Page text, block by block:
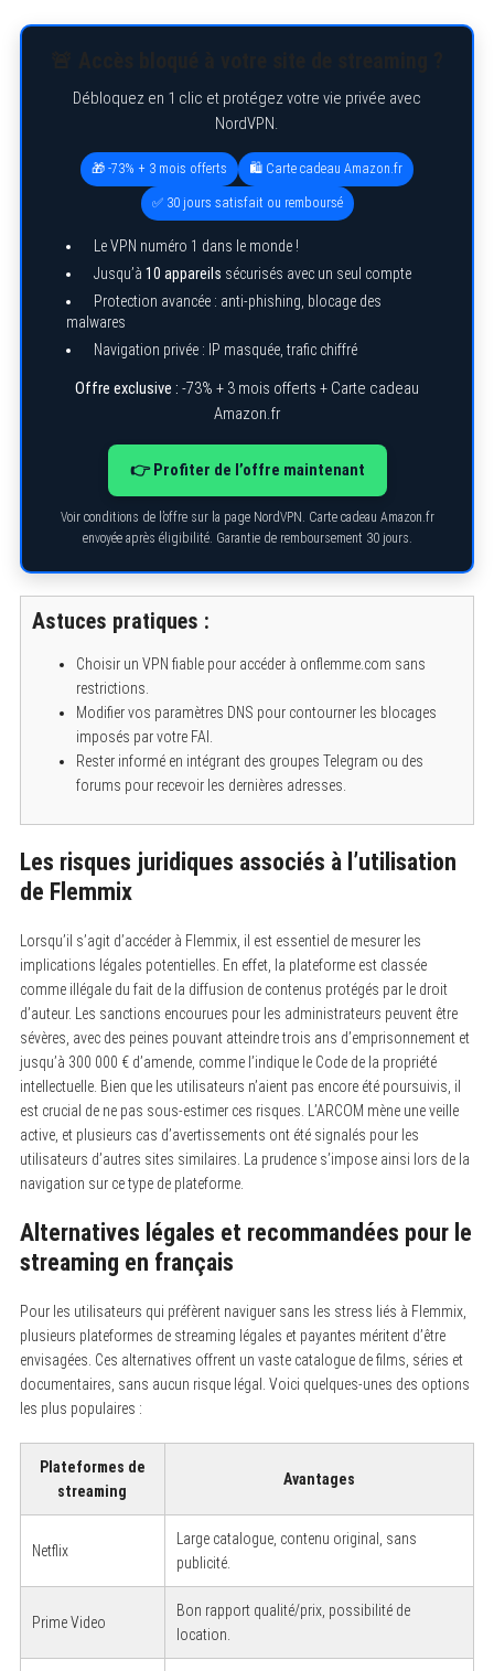
Débloquez en 1 clic et protégez votre vie privée avec
NordVPN.
🎁 -73% + 3 mois offerts 🛍️ Carte cadeau Amazon.fr
✅ 30 jours satisfait ou remboursé
Le VPN numéro 1 dans le monde !
Jusqu’à 10 appareils sécurisés avec un seul compte
Protection avancée : anti-phishing, blocage des
malwares
Navigation privée : IP masquée, trafic chiffré
Offre exclusive : -73% + 3 mois offerts + Carte cadeau
Amazon.fr
👉 Profiter de l’offre maintenant
Voir conditions de l’offre sur la page NordVPN. Carte cadeau Amazon.fr
envoyée après éligibilité. Garantie de remboursement 30 jours.
Astuces pratiques :
Choisir un VPN fiable pour accéder à onflemme.com sans
restrictions.
Modifier vos paramètres DNS pour contourner les blocages
imposés par votre FAI.
Rester informé en intégrant des groupes Telegram ou des
forums pour recevoir les dernières adresses.
Les risques juridiques associés à l’utilisation
de Flemmix
Lorsqu’il s’agit d’accéder à Flemmix, il est essentiel de mesurer les
implications légales potentielles. En effet, la plateforme est classée
comme illégale du fait de la diffusion de contenus protégés par le droit
d’auteur. Les sanctions encourues pour les administrateurs peuvent être
sévères, avec des peines pouvant atteindre trois ans d’emprisonnement et
jusqu’à 300 000 € d’amende, comme l’indique le Code de la propriété
intellectuelle. Bien que les utilisateurs n’aient pas encore été poursuivis, il
est crucial de ne pas sous-estimer ces risques. L’ARCOM mène une veille
active, et plusieurs cas d’avertissements ont été signalés pour les
utilisateurs d’autres sites similaires. La prudence s’impose ainsi lors de la
navigation sur ce type de plateforme.
Alternatives légales et recommandées pour le
streaming en français
Pour les utilisateurs qui préfèrent naviguer sans les stress liés à Flemmix,
plusieurs plateformes de streaming légales et payantes méritent d’être
envisagées. Ces alternatives offrent un vaste catalogue de films, séries et
documentaires, sans aucun risque légal. Voici quelques-unes des options
les plus populaires :
Plateformes de
streaming
Avantages
Netflix
Large catalogue, contenu original, sans
publicité.
Prime Video
Bon rapport qualité/prix, possibilité de
location.
r
c
o
r